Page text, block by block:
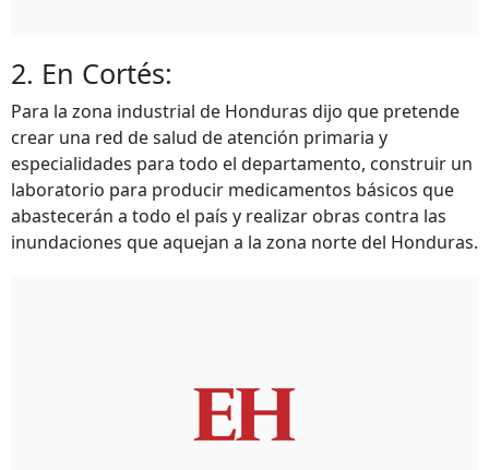
2. En Cortés:
Para la zona industrial de Honduras dijo que pretende
crear una red de salud de atención primaria y
especialidades para todo el departamento, construir un
laboratorio para producir medicamentos básicos que
abastecerán a todo el país y realizar obras contra las
inundaciones que aquejan a la zona norte del Honduras.